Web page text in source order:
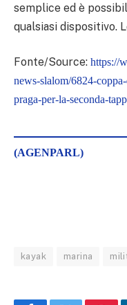
semplice ed è
qualsiasi dispositivo.
Fonte/Source: https://
news-slalom/6824-
praga-per-la-seconda-
(AGENPARL)
kayak marina